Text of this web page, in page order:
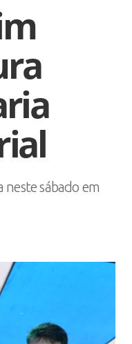
neste sábado em